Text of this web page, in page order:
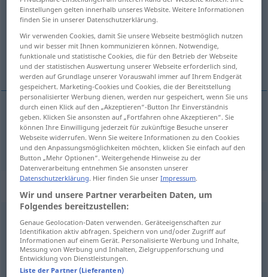
Übersicht aller Übersetzungen
(Für mehr Details die Übersetzung anklicken/antippen)
Barsch
Barschm perche ZOOL
„perche“
perchef
Übersicht aller Übersetzungen
(Für mehr Details die Übersetzung anklicken/antippen)
Einstellungen gelten innerhalb unseres Website. Weitere Informationen
finden Sie in unserer Datenschutzerklärung.
Wir verwenden Cookies, damit Sie unsere Webseite bestmöglich nutzen
und wir besser mit Ihnen kommunizieren können. Notwendige,
funktionale und statistische Cookies, die für den Betrieb der Webseite
und der statistischen Auswertung unserer Webseite erforderlich sind,
werden auf Grundlage unserer Vorauswahl immer auf Ihrem Endgerät
gespeichert. Marketing-Cookies und Cookies, die der Bereitstellung
personalisierter Werbung dienen, werden nur gespeichert, wenn Sie uns
durch einen Klick auf den „Akzeptieren“-Button Ihr Einverständnis
geben. Klicken Sie ansonsten auf „Fortfahren ohne Akzeptieren“. Sie
können Ihre Einwilligung jederzeit für zukünftige Besuche unserer
Webseite widerrufen. Wenn Sie weitere Informationen zu den Cookies
und den Anpassungsmöglichkeiten möchten, klicken Sie einfach auf den
Button „Mehr Optionen“. Weitergehende Hinweise zu der
Datenverarbeitung entnehmen Sie ansonsten unserer
Datenschutzerklärung. Hier finden Sie unserImpressum.
Wir und unsere Partner verarbeiten Daten, um
Folgendes bereitzustellen:
Genaue Geolocation-Daten verwenden. Geräteeigenschaften zur
Identifikation aktiv abfragen. Speichern von und/oder Zugriff auf
Informationen auf einem Gerät. Personalisierte Werbung und Inhalte,
Messung von Werbung und Inhalten, Zielgruppenforschung und
Entwicklung von Dienstleistungen.
Liste der Partner (Lieferanten)